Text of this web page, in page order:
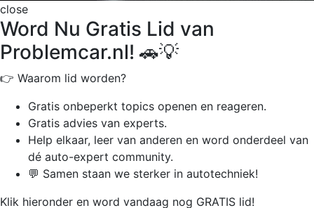
close
Word Nu Gratis Lid van
Problemcar.nl! 🚗💡
👉 Waarom lid worden?
Gratis onbeperkt topics openen en reageren.
Gratis advies van experts.
Help elkaar, leer van anderen en word onderdeel van
dé auto-expert community.
💬 Samen staan we sterker in autotechniek!
Klik hieronder en word vandaag nog GRATIS lid!